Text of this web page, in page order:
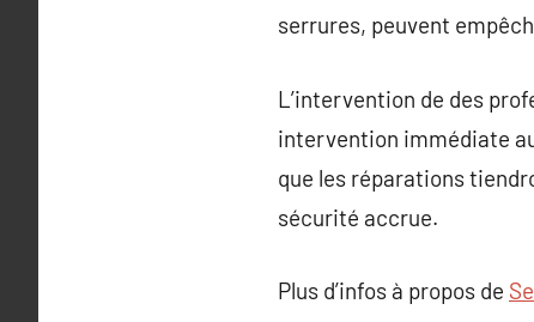
serrures, peuvent
L’intervention de des
intervention immédiate
que les réparations
sécurité accrue.
Plus d’infos à propos de